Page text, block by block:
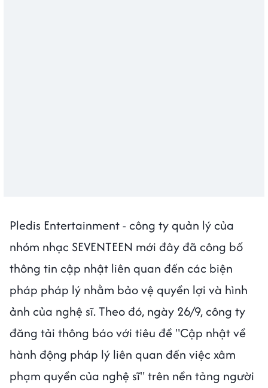
Pledis Entertainment - công ty quản lý của
nhóm nhạc SEVENTEEN mới đây đã công bố
thông tin cập nhật liên quan đến các biện
pháp pháp lý nhằm bảo vệ quyền lợi và hình
ảnh của nghệ sĩ. Theo đó, ngày 26/9, công ty
đăng tải thông báo với tiêu đề "Cập nhật về
hành động pháp lý liên quan đến việc xâm
phạm quyền của nghệ sĩ" trên nền tảng người